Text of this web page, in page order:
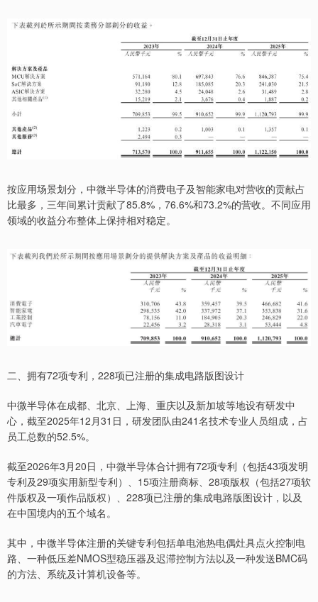
按应用场景划分，中微半导体的消费电子及智能家电对营收的贡献占
比最多，三年间累计贡献了85.8%，76.6%和73.2%的营收。不同应用
领域的收益分布整体上保持相对稳定。
二、拥有72项专利，228项已注册的集成电路版图设计
中微半导体在成都、北京、上海、重庆以及新加坡等地设有研发中
心，截至2025年12月31日，研发团队由241名技术专业人员组成，占
员工总数的52.5%。
截至2026年3月20日，中微半导体合计拥有72项专利（包括43项发明
专利及29项实用新型专利）、15项注册商标、28项版权（包括27项软
件版权及一项作品版权）、228项已注册的集成电路版图设计，以及
在中国境内的五个域名。
其中，中微半导体注册的关键专利包括单电池热电偶灶具点火控制电
路、一种低压差NMOS型稳压器及迟滞控制方法以及一种发送BMC码
的方法、系统及计算机设备等。